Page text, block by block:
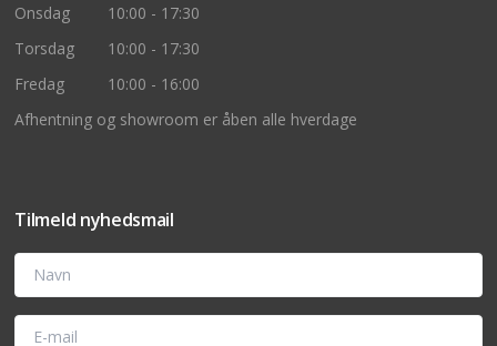
Onsdag
10:00 - 17:30
Torsdag
10:00 - 17:30
Fredag
10:00 - 16:00
Afhentning og showroom er åben alle hverdage
Tilmeld nyhedsmail
Navn
E-mail